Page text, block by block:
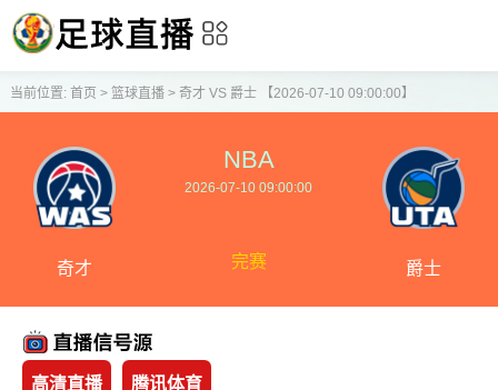
当前位置: 首页 > 篮球直播> 奇才 VS 爵士 【2026-07-10 09:00:00】
奇才
NBA
2026-07-10 09:00:00
完赛 爵士
高清直播 腾讯体育